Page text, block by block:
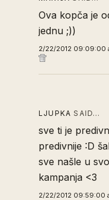
Ova kopča je
jednu ;))
2/22/2012 09:09:00
LJUPKA SAID…
sve ti je
predivnije :D
sve našle u
kampanja <3
2/22/2012 09:59:00